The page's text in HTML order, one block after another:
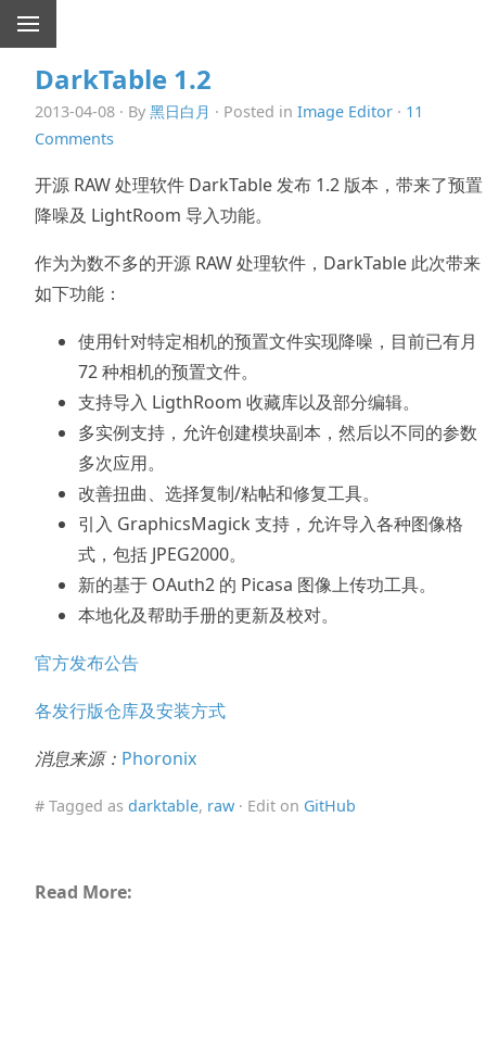
DarkTable 1.2
2013-04-08 · By 黑日白月 · Posted in Image Editor · 11
Comments
开源 RAW 处理软件 DarkTable 发布 1.2 版本，带来了预置
降噪及 LightRoom 导入功能。
作为为数不多的开源 RAW 处理软件，DarkTable 此次带来
如下功能：
使用针对特定相机的预置文件实现降噪，目前已有月
72 种相机的预置文件。
支持导入 LigthRoom 收藏库以及部分编辑。
多实例支持，允许创建模块副本，然后以不同的参数
多次应用。
改善扭曲、选择复制/粘帖和修复工具。
引入 GraphicsMagick 支持，允许导入各种图像格
式，包括 JPEG2000。
新的基于 OAuth2 的 Picasa 图像上传功工具。
本地化及帮助手册的更新及校对。
官方发布公告
各发行版仓库及安装方式
消息来源： Phoronix
# Tagged as darktable, raw · Edit on GitHub
Read More: